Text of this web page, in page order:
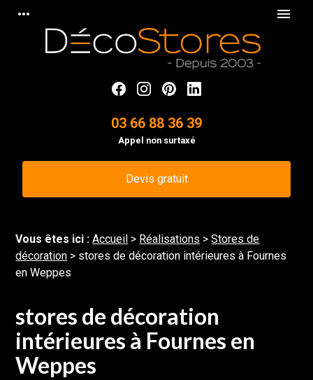
more_horiz menu
03 66 88 36 39
Appel non surtaxé
Devis gratuit
Vous êtes ici :Accueil > Réalisations >Stores de
décoration > stores de décoration intérieures à Fournes
en Weppes
stores de décoration
intérieures à Fournes en
Weppes